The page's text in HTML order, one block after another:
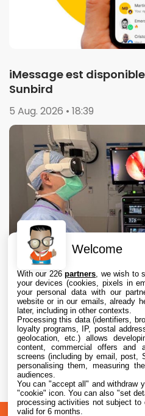
iMessage est
Sunbird
5 Aug. 2026 • 18:39
Apple Vision Pro : une
intérêt en chirurgie
plus rapides
5 Aug. 2026 • 17:45
Welcome
With our 226partners , we wish to
your devices (cookies, pixels in
your personal data with our
website or in our emails, already
later, including in other contexts.
Processing this data (identifiers,
loyalty programs, IP, postal
geolocation, etc.) allows
content, commercial offers and
screens (including by email, post,
personalising them, measuring
audiences.
You can "accept all" and withdraw
"cookie" icon. You can also "set
processing activities not subject
valid for 6 months.